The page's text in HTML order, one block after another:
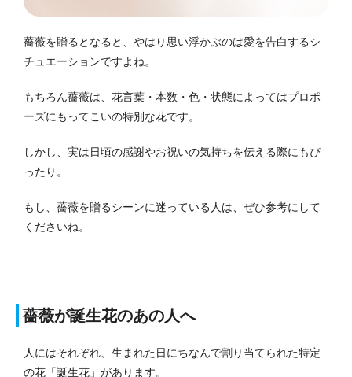
薔薇を贈るとなると、やはり思い浮かぶのは愛を告白するシ
チュエーションですよね。
もちろん薔薇は、花言葉・本数・色・状態によってはプロポ
ーズにもってこいの特別な花です。
しかし、実は日頃の感謝やお祝いの気持ちを伝える際にもぴ
ったり。
もし、薔薇を贈るシーンに迷っている人は、ぜひ参考にして
くださいね。
薔薇が誕生花のあの人へ
人にはそれぞれ、生まれた日にちなんで割り当てられた特定
の花「誕生花」があります。